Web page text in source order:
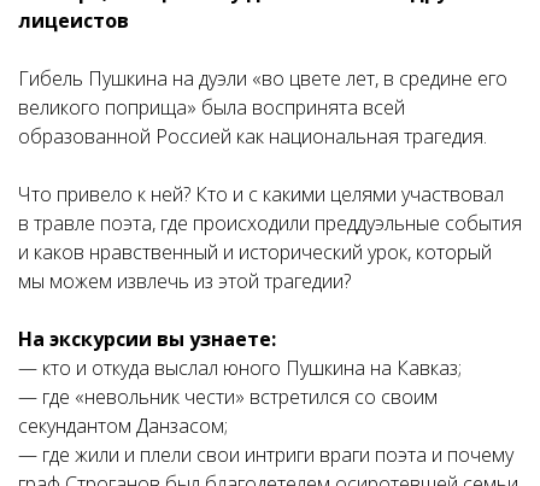
лицеистов
Гибель Пушкина на дуэли «во цвете лет, в средине его
великого поприща» была воспринята всей
образованной Россией как национальная трагедия.
Что привело к ней? Кто и с какими целями участвовал
в травле поэта, где происходили преддуэльные события
и каков нравственный и исторический урок, который
мы можем извлечь из этой трагедии?
На экскурсии вы узнаете:
— кто и откуда выслал юного Пушкина на Кавказ;
— где «невольник чести» встретился со своим
секундантом Данзасом;
— где жили и плели свои интриги враги поэта и почему